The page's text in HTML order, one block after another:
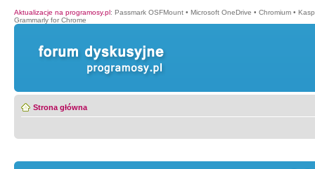
Aktualizacje na programosy.pl: Passmark OSFMount • Microsoft OneDrive • Chromium •
Grammarly for Chrome
Strona główna